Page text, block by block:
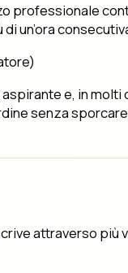
professionale
un’ora
e, in
senza
attraverso più